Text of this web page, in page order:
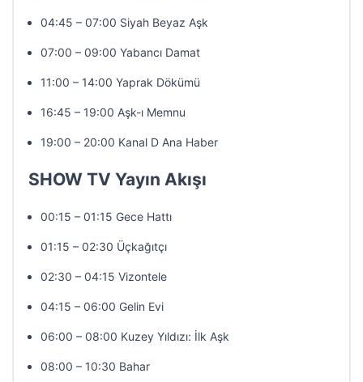
04:45 – 07:00 Siyah Beyaz Aşk
07:00 – 09:00 Yabancı Damat
11:00 – 14:00 Yaprak Dökümü
16:45 – 19:00 Aşk-ı Memnu
19:00 – 20:00 Kanal D Ana Haber
SHOW TV Yayın Akışı
00:15 – 01:15 Gece Hattı
01:15 – 02:30 Üçkağıtçı
02:30 – 04:15 Vizontele
04:15 – 06:00 Gelin Evi
06:00 – 08:00 Kuzey Yıldızı: İlk Aşk
08:00 – 10:30 Bahar